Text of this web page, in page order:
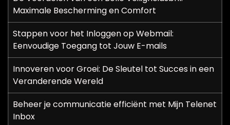
Maximale Bescherming en Comfort
Stappen voor het Inloggen op Webmail:
Eenvoudige Toegang tot Jouw E-mails
Innoveren voor Groei: De Sleutel tot Succes in een
Veranderende Wereld
Beheer je communicatie efficiënt met Mijn Telenet
Inbox